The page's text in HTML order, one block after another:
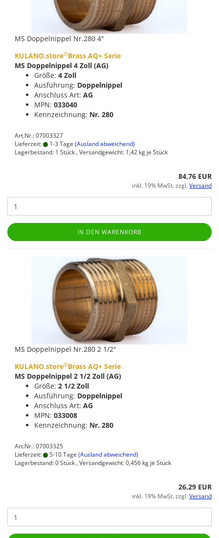
MS Doppelnippel Nr.280 4"
KULANO.store©Brass AQ+ Serie
MS Doppelnippel 4 Zoll (AG)
Größe: 4 Zoll
Ausführung: Doppelnippel
Anschluss Art: AG
MPN: 033040
Kennzeichnung: Nr. 280
Art.Nr.: 07003327
Lieferzeit:
1-3 Tage (Ausland abweichend)
Lagerbestand: 1 Stück , Versandgewicht: 1,42 kg je Stück
84,76 EUR
inkl. 19% MwSt. zzgl.Versand
IN DEN WARENKORB
MS Doppelnippel Nr.280 2 1/2"
KULANO.store©Brass AQ+ Serie
MS Doppelnippel 2 1/2 Zoll (AG)
Größe: 2 1/2 Zoll
Ausführung: Doppelnippel
Anschluss Art: AG
MPN: 033008
Kennzeichnung: Nr. 280
Art.Nr.: 07003325
Lieferzeit:
5-10 Tage (Ausland abweichend)
Lagerbestand: 0 Stück , Versandgewicht:0,456 kg je Stück
26,29 EUR
inkl. 19% MwSt. zzgl.Versand